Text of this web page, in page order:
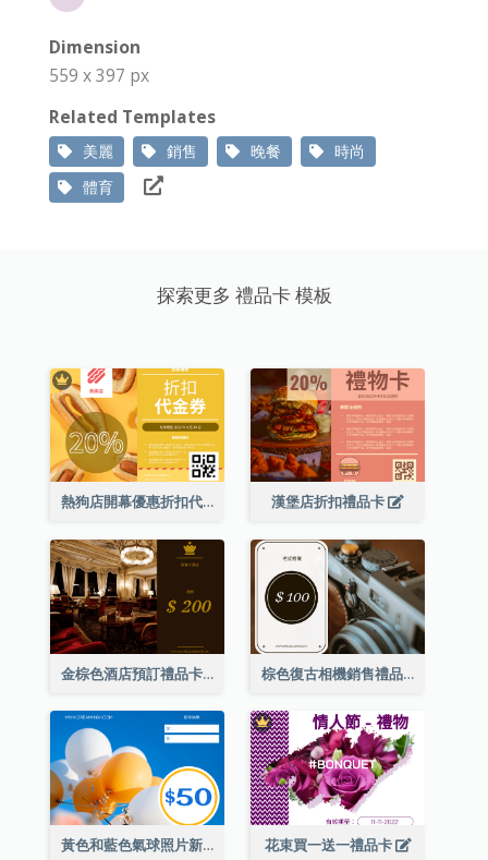
Dimension
559 x 397 px
Related Templates
美麗 銷售 晚餐
時尚
體育
探索更多 禮品卡 模板
熱狗店開幕優惠折扣代金券 漢堡店折扣禮品卡
金棕色酒店預訂禮品卡 棕色復古相機銷售禮品卡
黃色和藍色氣球照片新年禮品卡 花束買一送一禮品卡